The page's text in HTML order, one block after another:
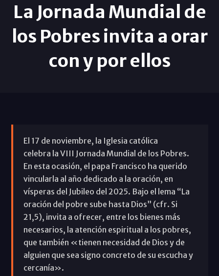
La Jornada Mundial de
los Pobres invita a orar
con y por ellos
El 17 de noviembre, la Iglesia católica
celebra la VIII Jornada Mundial de los Pobres.
En esta ocasión, el papa Francisco ha querido
vincularla al año dedicado a la oración, en
vísperas del Jubileo del 2025. Bajo el lema “La
oración del pobre sube hasta Dios” (cfr. Si
21,5), invita a ofrecer, entre los bienes más
necesarios, la atención espiritual a los pobres,
que también «tienen necesidad de Dios y de
alguien que sea signo concreto de su escucha y
cercanía».